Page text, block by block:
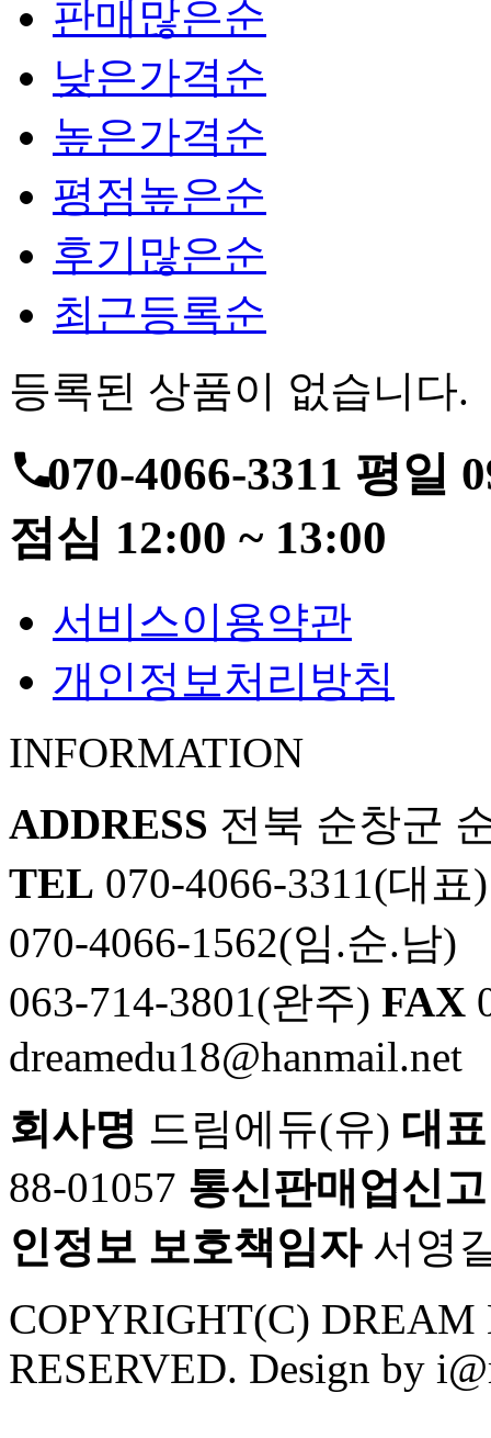
판매많은순
낮은가격순
높은가격순
평점높은순
후기많은순
최근등록순
등록된 상품이 없습니다.
070-4066-3311 평일
점심 12:00 ~ 13:00
서비스이용약관
개인정보처리방침
INFORMATION
ADDRESS 전북 순창군
TEL 070-4066-3311(대표)
070-4066-1562(임.순.남)
063-714-3801(완주) FAX
dreamedu18@hanmail.net
회사명 드림에듀(유) 대표
88-01057 통신판매업신
인정보 보호책임자서영
COPYRIGHT(C)
RESERVED. Design by